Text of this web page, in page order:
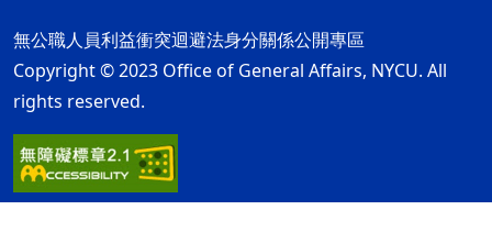
無公職人員利益衝突迴避法身分關係公開專區
Copyright © 2023 Office of General Affairs, NYCU. All
rights reserved.